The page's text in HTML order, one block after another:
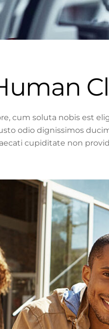
cum soluta nobis est
odio dignissimos
cupiditate non